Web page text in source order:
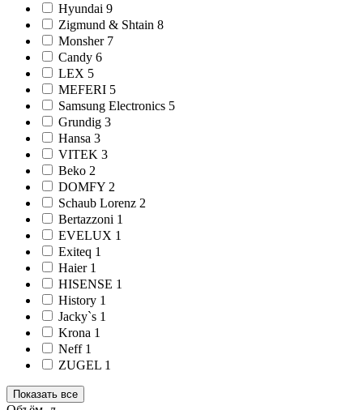
Hyundai 9
Zigmund & Shtain 8
Monsher 7
Candy 6
LEX 5
MEFERI 5
Samsung Electronics 5
Grundig 3
Hansa 3
VITEK 3
Beko 2
DOMFY 2
Schaub Lorenz 2
Bertazzoni 1
EVELUX 1
Exiteq 1
Haier 1
HISENSE 1
History 1
Jacky`s 1
Krona 1
Neff 1
ZUGEL 1
Показать все